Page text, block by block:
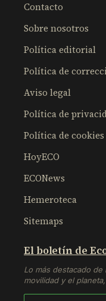
Contacto
Sobre nosotros
Política editorial
Política de
Aviso legal
Política de
Política de cookies
HoyECO
ECONews
Hemeroteca
Sitemaps
El boletín de
Lo más destacado
movilidad y el